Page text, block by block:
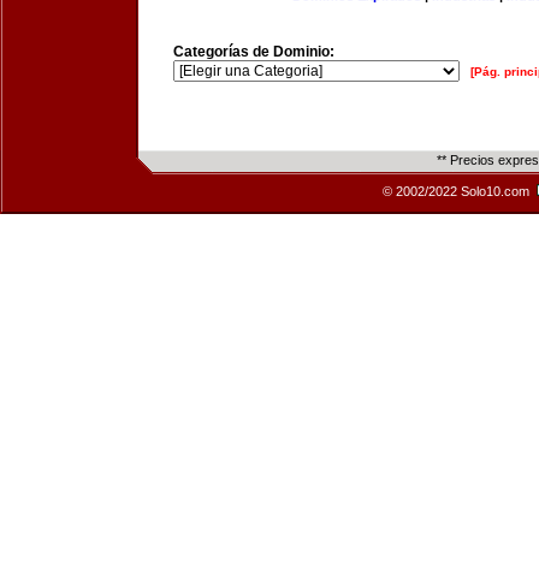
Categorías de Dominio:
[Pág.
** Precios
© 2002/2022 Solo10.com